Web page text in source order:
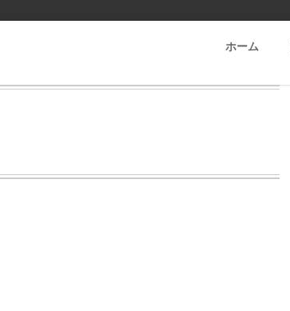
ホーム